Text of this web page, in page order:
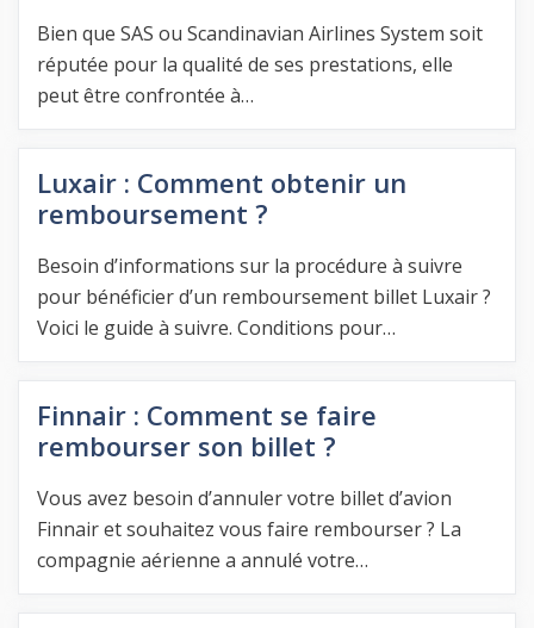
Bien que SAS ou Scandinavian Airlines System soit
réputée pour la qualité de ses prestations, elle
peut être confrontée à…
Luxair : Comment obtenir un
remboursement ?
Besoin d’informations sur la procédure à suivre
pour bénéficier d’un remboursement billet Luxair ?
Voici le guide à suivre. Conditions pour…
Finnair : Comment se faire
rembourser son billet ?
Vous avez besoin d’annuler votre billet d’avion
Finnair et souhaitez vous faire rembourser ? La
compagnie aérienne a annulé votre…